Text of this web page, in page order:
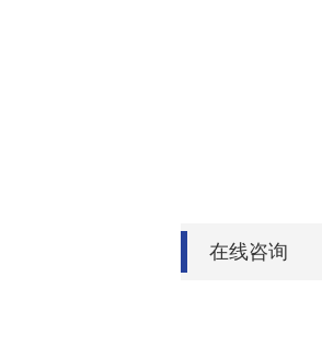
在线咨询